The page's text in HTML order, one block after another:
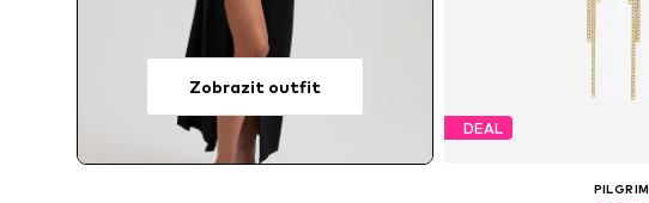
Zobrazit outfit
DEAL
PILGRIM